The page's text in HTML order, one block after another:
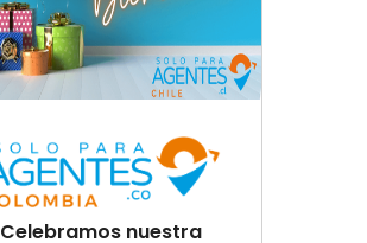
Celebramos nuestra